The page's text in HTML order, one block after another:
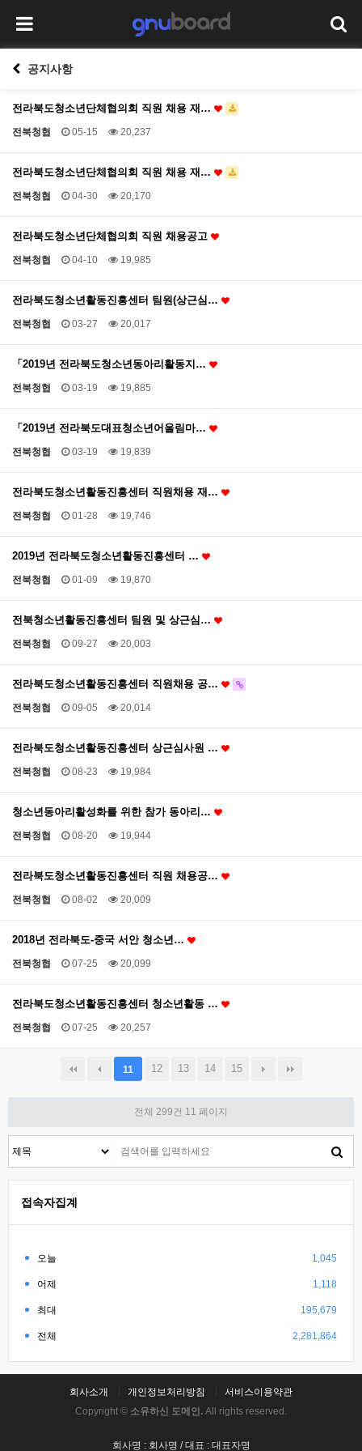
공지사항
전라북도청소년단체협의회 직원 채용 재…
전북청협 05-15 20,237
전라북도청소년단체협의회 직원 채용 재…
전북청협 04-30 20,170
전라북도청소년단체협의회 직원 채용공고
전북청협 04-10 19,985
전라북도청소년활동진흥센터 팀원(상근심…
전북청협 03-27 20,017
「2019년 전라북도청소년동아리활동지…
전북청협 03-19 19,885
「2019년 전라북도대표청소년어울림마…
전북청협 03-19 19,839
전라북도청소년활동진흥센터 직원채용 재…
전북청협 01-28 19,746
2019년 전라북도청소년활동진흥센터 …
전북청협 01-09 19,870
전북청소년활동진흥센터 팀원 및 상근심…
전북청협 09-27 20,003
전라북도청소년활동진흥센터 직원채용 공…
전북청협 09-05 20,014
전라북도청소년활동진흥센터 상근심사원 …
전북청협 08-23 19,984
청소년동아리활성화를 위한 참가 동아리…
전북청협 08-20 19,944
전라북도청소년활동진흥센터 직원 채용공…
전북청협 08-02 20,009
2018년 전라북도-중국 서안 청소년…
전북청협 07-25 20,099
전라북도청소년활동진흥센터 청소년활동 …
전북청협 07-25 20,257
11 12 13 14 15
전체 299건 11 페이지
접속자집계
오늘 1,045
어제 1,118
최대 195,679
전체 2,281,864
회사소개 개인정보처리방침
서비스이용약관
Copyright © 소유하신 도메인. All rights reserved.
회사명 : 회사명 / 대표 : 대표자명